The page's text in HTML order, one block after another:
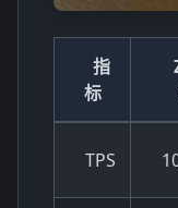
指
标
TPS